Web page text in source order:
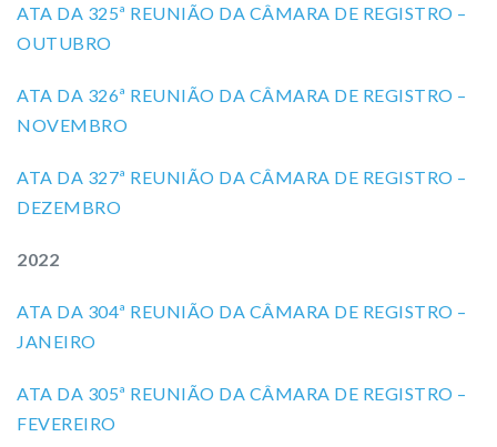
ATA DA 325ª REUNIÃO DA CÂMARA DE REGISTRO –
OUTUBRO
ATA DA 326ª REUNIÃO DA CÂMARA DE REGISTRO –
NOVEMBRO
ATA DA 327ª REUNIÃO DA CÂMARA DE REGISTRO –
DEZEMBRO
2022
ATA DA 304ª REUNIÃO DA CÂMARA DE REGISTRO –
JANEIRO
ATA DA 305ª REUNIÃO DA CÂMARA DE REGISTRO –
FEVEREIRO